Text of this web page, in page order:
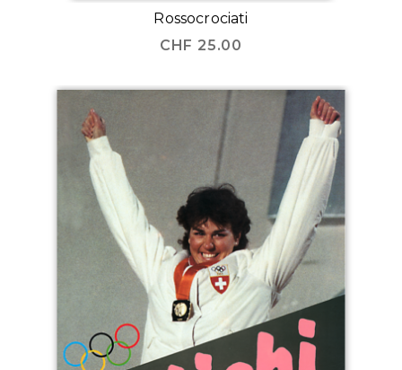
Rossocrociati
CHF 25.00